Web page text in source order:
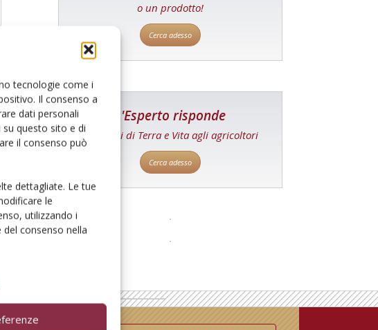
tecnologie come i
Il consenso a
dati personali
questo sito e di
il consenso può
dettagliate. Le tue
le
utilizzando i
consenso nella
o un prodotto!
Cerca adesso
L'Esperto risponde
I consigli di Terra e Vita agli agricoltori
Cerca adesso